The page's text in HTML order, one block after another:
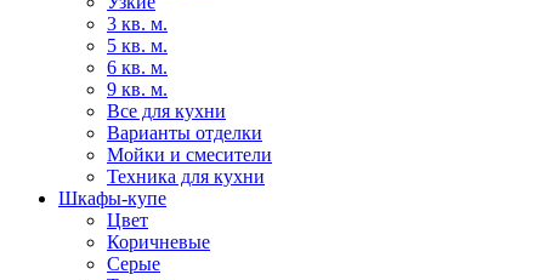
3 кв. м.
5 кв. м.
6 кв. м.
9 кв. м.
Все для кухни
Варианты отделки
Мойки и смесители
Техника для кухни
Шкафы-купе
Цвет
Коричневые
Серые